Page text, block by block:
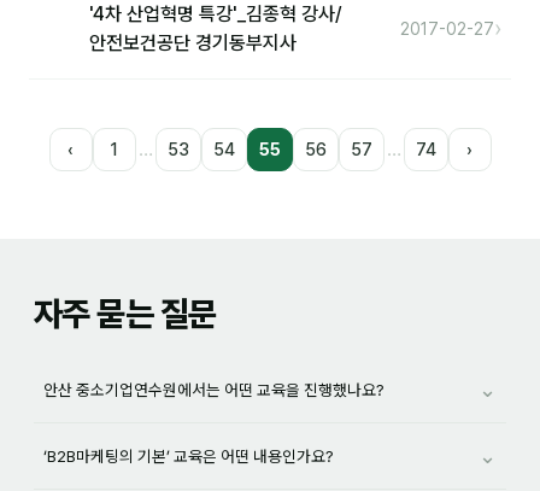
'4차 산업혁명 특강'_김종혁 강사/
안전보건공단 경기동부지사
2017-02-27›
‹ 1 … 53 54 55 56 57 … 74 ›
자주 묻는 질문
안산 중소기업연수원에서는 어떤 교육을 진행했나요? ⌄
‘B2B마케팅의 기본’ 교육은 어떤 내용인가요? ⌄